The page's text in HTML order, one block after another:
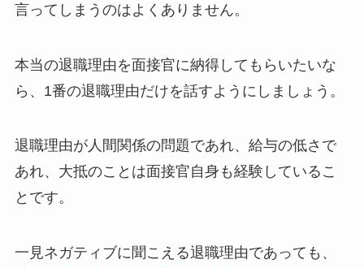
言ってしまうのはよくありません。
本当の退職理由を面接官に納得してもらいたいな
ら、1番の退職理由だけを話すようにしましょう。
退職理由が人間関係の問題であれ、給与の低さで
あれ、大抵のことは面接官自身も経験しているこ
とです。
一見ネガティブに聞こえる退職理由であっても、